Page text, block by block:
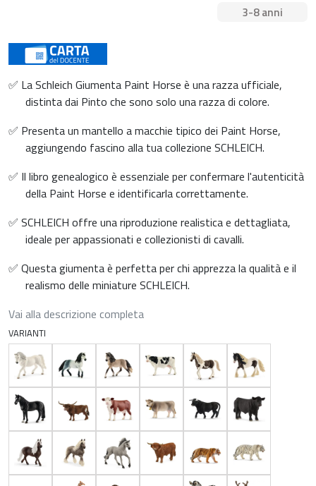
3-8 anni
✅ La Schleich Giumenta Paint Horse è una razza ufficiale,
distinta dai Pinto che sono solo una razza di colore.
✅ Presenta un mantello a macchie tipico dei Paint Horse,
aggiungendo fascino alla tua collezione SCHLEICH.
✅ Il libro genealogico è essenziale per confermare l'autenticità
della Paint Horse e identificarla correttamente.
✅ SCHLEICH offre una riproduzione realistica e dettagliata,
ideale per appassionati e collezionisti di cavalli.
✅ Questa giumenta è perfetta per chi apprezza la qualità e il
realismo delle miniature SCHLEICH.
Vai alla descrizione completa
VARIANTI